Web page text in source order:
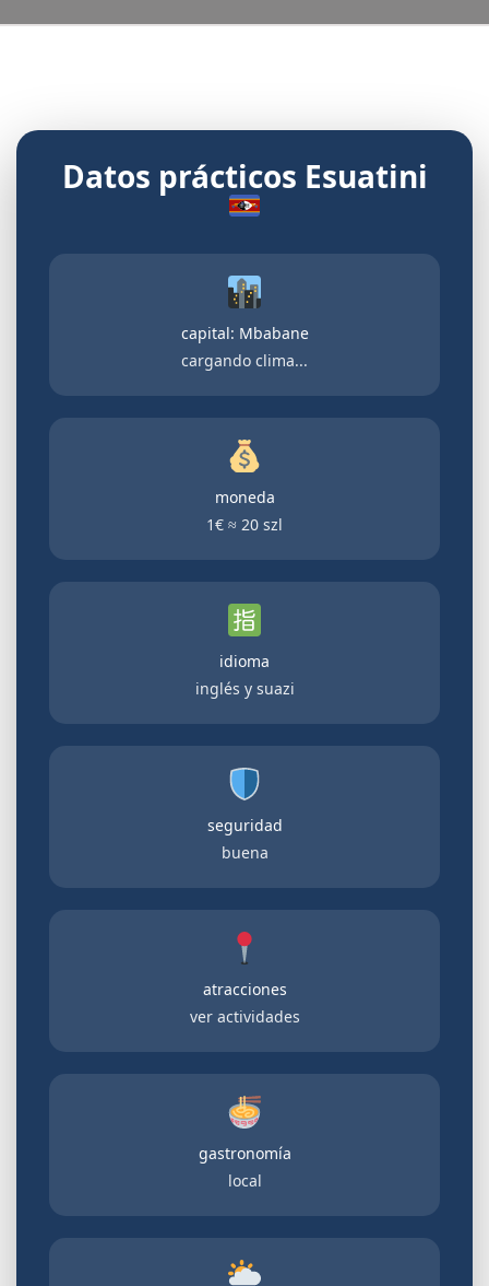
Datos prácticos Esuatini
capital: Mbabane
cargando clima...
moneda
1€ ≈ 20 szl
idioma
inglés y suazi
seguridad
buena
atracciones
ver actividades
gastronomía
local